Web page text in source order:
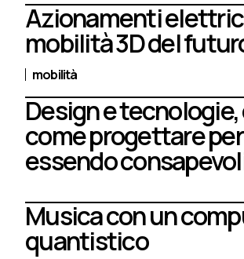
Azionamenti
mobilità 3D del
mobilità
Design e
come progettare
essendo
Musica con un
quantistico